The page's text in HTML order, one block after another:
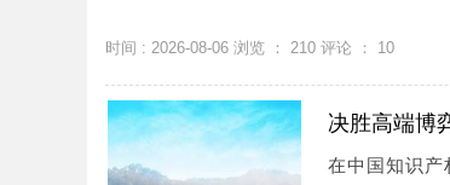
时间 : 2026-08-06 浏览 ： 210 评论 ： 10
决胜高端博
在中国知识产